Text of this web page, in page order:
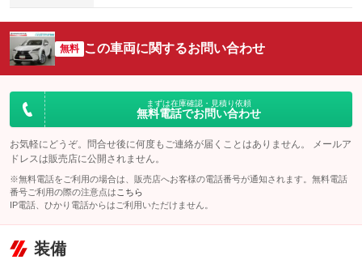
無料 この車両に関するお問い合わせ
まずは在庫確認・見積り依頼
無料電話でお問い合わせ
お気軽にどうぞ。問合せ後に何度もご連絡が届くことはありません。 メールア
ドレスは販売店に公開されません。
※無料電話をご利用の場合は、販売店へお客様の電話番号が通知されます。無料電話
番号ご利用の際の注意点は こちら
IP電話、ひかり電話からはご利用いただけません。
装備